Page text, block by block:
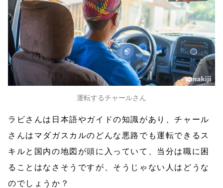
運転するチャールさん
ラビさんは日本語やガイドの知識があり、チャール
さんはマダガスカルのどんな悪路でも運転できるス
キルと国内の地図が頭に入っていて、当分は職に困
ることはなさそうですが、そうじゃない人はどうな
のでしょうか？